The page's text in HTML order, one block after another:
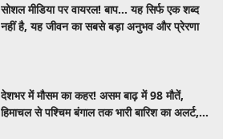
सोशल मीडिया पर वायरल! बाप… यह सिर्फ एक शब्द
नहीं है, यह जीवन का सबसे बड़ा अनुभव और प्रेरणा
देशभर में मौसम का कहर! असम बाढ़ में 98 मौतें,
हिमाचल से पश्चिम बंगाल तक भारी बारिश का अलर्ट,